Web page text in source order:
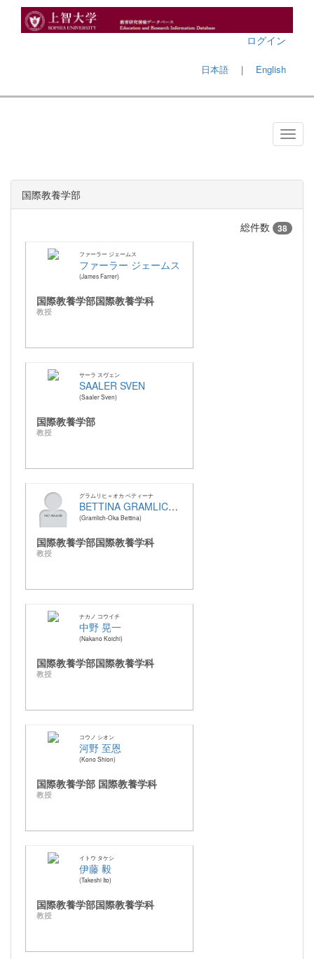
ログイン
日本語 ｜ English
国際教養学部
総件数 38
ファーラー ジェームス
ファーラー ジェームス
James Farrer
国際教養学部国際教養学科
教授
サーラ スヴェン
SAALER SVEN
Saaler Sven
国際教養学部
教授
グラムリヒ＝オカ ベティーナ
BETTINA GRAMLICH-OKA
Gramlich-Oka Bettina
国際教養学部国際教養学科
教授
ナカノ コウイチ
中野 晃一
Nakano Koichi
国際教養学部国際教養学科
教授
コウノ シオン
河野 至恩
Kono Shion
国際教養学部 国際教養学科
教授
イトウ タケシ
伊藤 毅
Takeshi Ito
国際教養学部国際教養学科
教授